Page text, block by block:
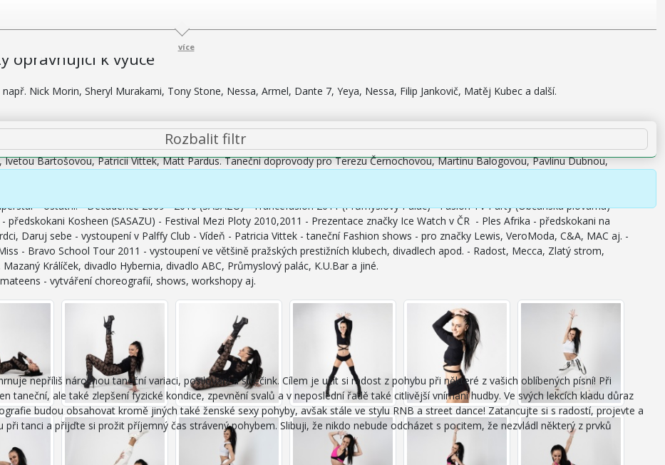
opravňující k výuce
Nick Morin, Sheryl Murakami, Tony Stone, Nessa, Armel, Dante 7, Yeya, Nessa, Filip Jankovič, Matěj Kubec a další.
Bartošovou, Patricií Vittek, Matt Pardus. Taneční doprovody pro Terezu Černochovou, Martinu Balogovou, Pavlínu Dubnou,
vedením Matta Parduse.
- ostatní: - Decadence 2009 - 2010 (SASAZU) - Trancefusion 2011 (Průmyslový Palác) - Fasion TV Party (Občanská plovárna) -
předskokani Kosheen (SASAZU) - Festival Mezi Ploty 2010,2011 - Prezentace značky Ice Watch v ČR - Ples Afrika - předskokani na
Daruj sebe - vystoupení v Palffy Club - Vídeň - Patricia Vittek - taneční Fashion shows - pro značky Lewis, VeroModa, C&A, MAC aj. -
- Bravo School Tour 2011 - vystoupení ve většině pražských prestižních klubech, divadlech apod. - Radost, Mecca, Zlatý strom,
Králíček, divadlo Hybernia, divadlo ABC, Průmyslový palác, K.U.Bar a jiné.
- vytváření choreografií, shows, workshopy aj.
nepříliš náročnou taneční variaci, posilování a strečink. Cílem je užít si radost z pohybu při některé z vašich oblíbených písní! Při
taneční, ale také zlepšení fyzické kondice, zpevnění svalů a v neposlední řadě také citlivější vnímání hudby. Ve svých lekcích kladu důraz
budou obsahovat kromě jiných také ženské sexy pohyby, avšak stále ve stylu RNB a street dance! Zatancujte si s radostí, projevte a
tanci a přijďte si prožit příjemný čas strávený pohybem. Slibuji, že nikdo nebude odcházet s pocitem, že nezvládl některý z prvků
více
Rozbalit filtr